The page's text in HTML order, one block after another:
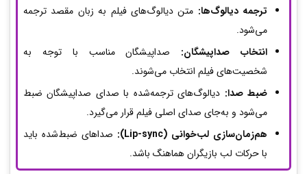
ترجمه دیالوگ‌ها: متن دیالوگ‌های فیلم به زبان مقصد ترجمه
می‌شود.
انتخاب صداپیشگان: صداپیشگان مناسب با توجه به
شخصیت‌های فیلم انتخاب می‌شوند.
ضبط صدا: دیالوگ‌های ترجمه‌شده با صدای صداپیشگان ضبط
می‌شود و به‌جای صدای اصلی فیلم قرار می‌گیرد.
هم‌زمان‌سازی لب‌خوانی (Lip-sync):
صداهای ضبط‌شده باید
با حرکات لب بازیگران هماهنگ باشد.